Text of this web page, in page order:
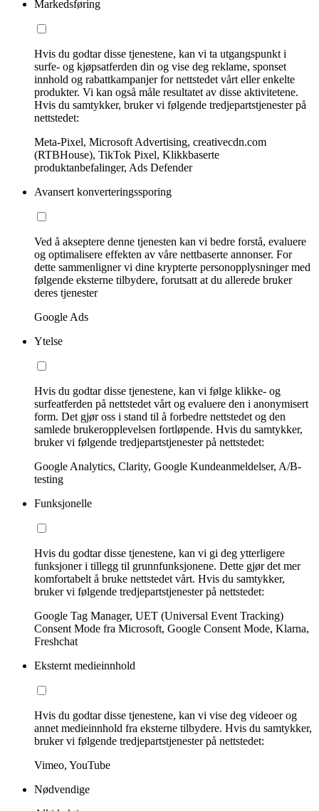
Markedsføring
Hvis du godtar disse tjenestene, kan vi ta utgangspunkt i
surfe- og kjøpsatferden din og vise deg reklame, sponset
innhold og rabattkampanjer for nettstedet vårt eller enkelte
produkter. Vi kan også måle resultatet av disse aktivitetene.
Hvis du samtykker, bruker vi følgende tredjepartstjenester på
nettstedet:
Meta-Pixel, Microsoft Advertising, creativecdn.com
(RTBHouse), TikTok Pixel, Klikkbaserte
produktanbefalinger, Ads Defender
Avansert konverteringssporing
Ved å akseptere denne tjenesten kan vi bedre forstå, evaluere
og optimalisere effekten av våre nettbaserte annonser. For
dette sammenligner vi dine krypterte personopplysninger med
følgende eksterne tilbydere, forutsatt at du allerede bruker
deres tjenester
Google Ads
Ytelse
Hvis du godtar disse tjenestene, kan vi følge klikke- og
surfeatferden på nettstedet vårt og evaluere den i anonymisert
form. Det gjør oss i stand til å forbedre nettstedet og den
samlede brukeropplevelsen fortløpende. Hvis du samtykker,
bruker vi følgende tredjepartstjenester på nettstedet:
Google Analytics, Clarity, Google Kundeanmeldelser, A/B-
testing
Funksjonelle
Hvis du godtar disse tjenestene, kan vi gi deg ytterligere
funksjoner i tillegg til grunnfunksjonene. Dette gjør det mer
komfortabelt å bruke nettstedet vårt. Hvis du samtykker,
bruker vi følgende tredjepartstjenester på nettstedet:
Google Tag Manager, UET (Universal Event Tracking)
Consent Mode fra Microsoft, Google Consent Mode, Klarna,
Freshchat
Eksternt medieinnhold
Hvis du godtar disse tjenestene, kan vi vise deg videoer og
annet medieinnhold fra eksterne tilbydere. Hvis du samtykker,
bruker vi følgende tredjepartstjenester på nettstedet:
Vimeo, YouTube
Nødvendige